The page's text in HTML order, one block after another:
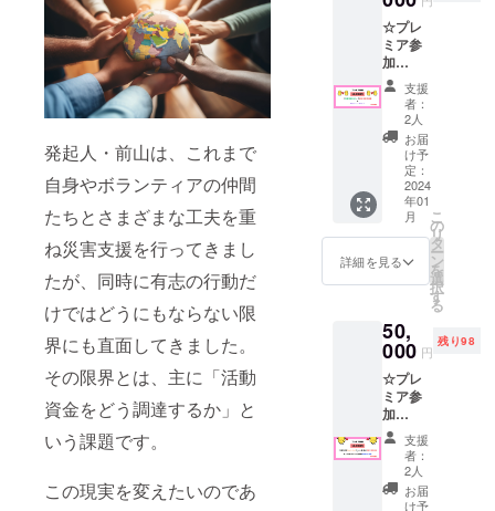
発起人・前山は、これまで
自身やボランティアの仲間
たちとさまざまな工夫を重
ね災害支援を行ってきまし
たが、同時に有志の行動だ
けではどうにもならない限
界にも直面してきました。
その限界とは、主に「活動
資金をどう調達するか」と
いう課題です。
この現実を変えたいのであ
☆プレ
ミア参
加
【「災
害支援
DAO」
の実証
実験参
加権 ＋
ネット
ワーキ
ング】
今まで
の技術
では実
た「想
いや
Vison」
が、
Web3で
実現で
きるか
もしれ
ない。
それ
は、よ
支援
者：
2人
お届
け予
定：
2024
年01
月
詳細を見る
こ
の
リ
タ
ー
ン
を
選
択
す
る
50,
000 円
残り98
☆プレ
ミア参
加
【「災
害支援
型Play
to Earn
ゲー
支援
者：
2人
お届
け予